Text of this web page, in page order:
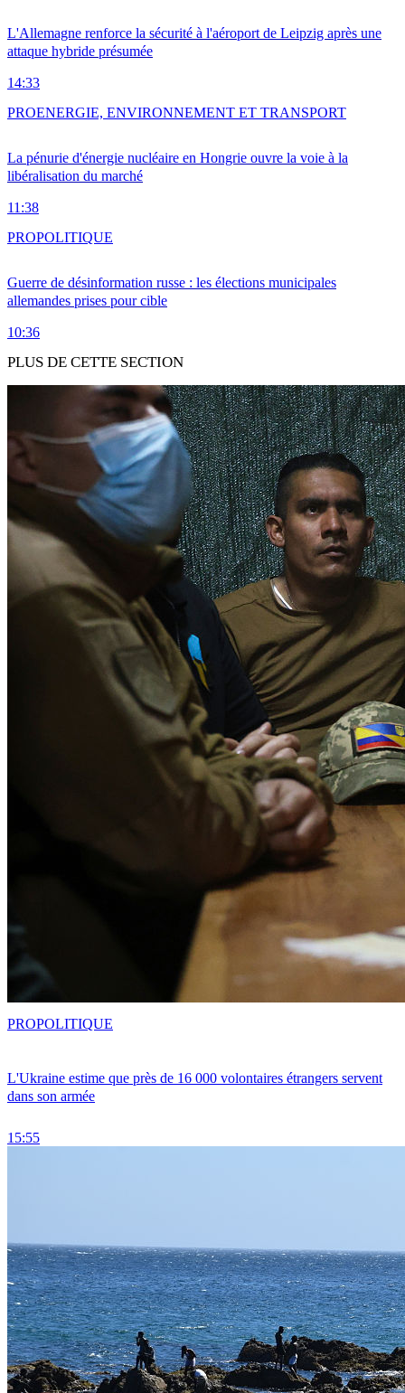
L'Allemagne renforce la sécurité à l'aéroport de Leipzig après une
attaque hybride présumée
14:33
La pénurie d'énergie nucléaire en Hongrie ouvre la voie à la
libéralisation du marché
11:38
PROENERGIE, ENVIRONNEMENT ET TRANSPORT
Guerre de désinformation russe : les élections municipales
allemandes prises pour cible
10:36
PROPOLITIQUE
PLUS DE CETTE SECTION
L'Ukraine estime que près de 16 000 volontaires étrangers servent
dans son armée
15:55
PROPOLITIQUE